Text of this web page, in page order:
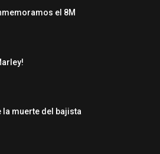
el 8M
la muerte del bajista